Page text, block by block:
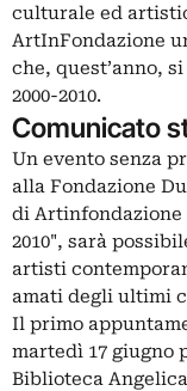
culturale ed
ArtInFondazione
che, quest’anno,
2000-2010.
Comunicato
Un evento senza
alla Fondazione
di Artinfondazione
2010", sarà
artisti
amati degli ultimi
Il primo
martedì 17 giugno
Biblioteca